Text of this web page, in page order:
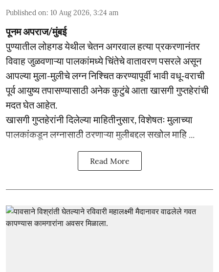
Published on: 10 Aug 2026, 3:24 am
पूनम अपराज/मुंबई
पुण्यातील लोहगड येथील चेतन अगरवाल हत्या प्रकरणानंतर
विवाह जुळवणाऱ्या पालकांमध्ये चिंतेचे वातावरण पसरले असून
आपल्या मुला-मुलीचे लग्न निश्चित करण्यापूर्वी भावी वधू-वराची
पूर्व आयुष्य तपासण्यासाठी अनेक कुटुंबे आता खासगी गुप्तहेरांची
मदत घेत आहेत.
खासगी गुप्तहेरांनी दिलेल्या माहितीनुसार, विशेषतः मुलाच्या
पालकांकडून लग्नासाठी ठरणाऱ्या मुलीबद्दल सखोल माहि ...
Read More